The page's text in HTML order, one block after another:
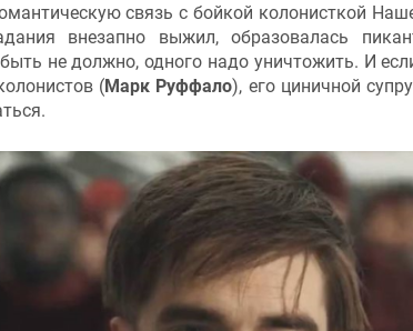
связь с бойкой колонисткой
внезапно выжил, образовалась
не должно, одного надо уничтожить. И
(Марк Руффало), его циничной